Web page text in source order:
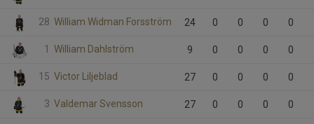
28 William Widman Forsström 24 0 0 0 0
1 William Dahlström 9 0 0 0 0
15 Victor Liljeblad 27 0 0 0 0
3 Valdemar Svensson 27 0 0 0 0